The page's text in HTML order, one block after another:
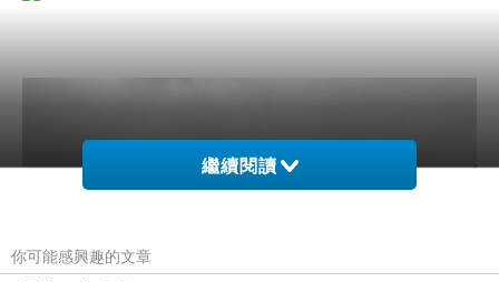
繼續閱讀
你可能感興趣的文章